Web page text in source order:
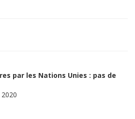
par les Nations Unies : pas de